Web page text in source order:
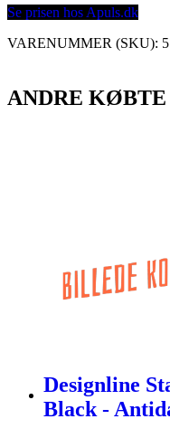
Se prisen hos Apuls.dk
VARENUMMER (SKU):
ANDRE KØBTE
Designline
Black -